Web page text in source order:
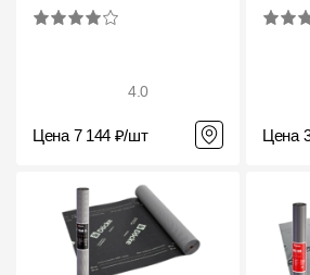
4.0
Цена 7 144 ₽/шт Цена